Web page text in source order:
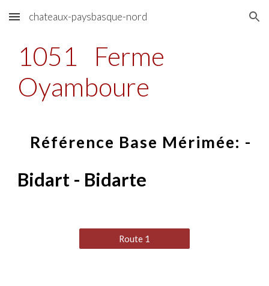
Skip to main content Skip to navigation
chateaux-paysbasque-nord
1051
Ferme
Oyamboure
Référence Base Mérimée: -
Bidart - Bidarte
Route 1